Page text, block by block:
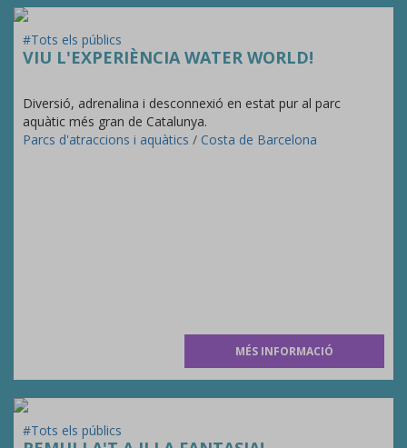
#Tots els públics
VIU L'EXPERIÈNCIA WATER WORLD!
Diversió, adrenalina i desconnexió en estat pur al parc
aquàtic més gran de Catalunya.
Parcs d'atraccions i aquàtics / Costa de Barcelona
MÉS INFORMACIÓ
#Tots els públics